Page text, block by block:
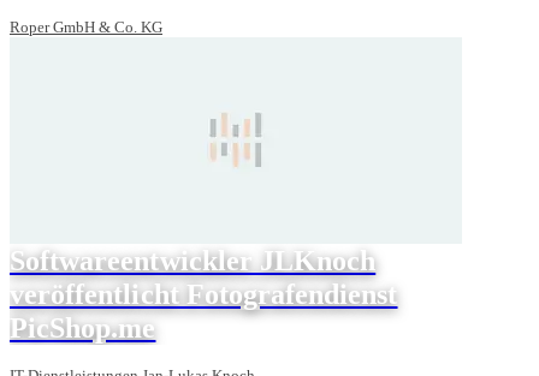
Roper GmbH & Co. KG
Softwareentwickler JLKnoch
veröffentlicht Fotografendienst
PicShop.me